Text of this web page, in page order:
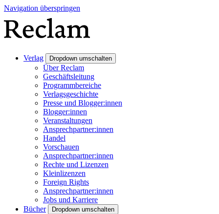
Navigation überspringen
Verlag Dropdown umschalten
Über Reclam
Geschäftsleitung
Programmbereiche
Verlagsgeschichte
Presse und Blogger:innen
Blogger:innen
Veranstaltungen
Ansprechpartner:innen
Handel
Vorschauen
Ansprechpartner:innen
Rechte und Lizenzen
Kleinlizenzen
Foreign Rights
Ansprechpartner:innen
Jobs und Karriere
Bücher
Dropdown umschalten